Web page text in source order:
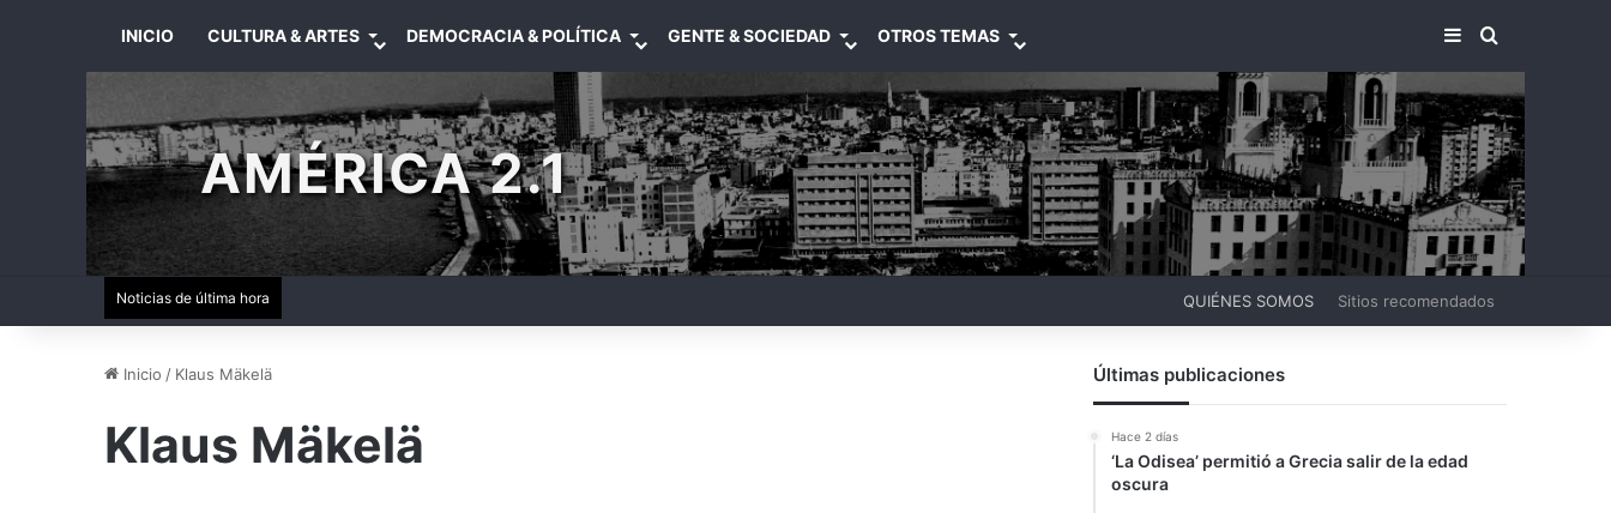
INICIO CULTURA & ARTES DEMOCRACIA & POLÍTICA GENTE & SOCIEDAD OTROS TEMAS BARRA LATERAL
BUSCAR
AMÉRICA 2.1
Noticias de última hora QUIÉNES SOMOS Sitios recomendados
Inicio / Klaus Mäkelä
Klaus Mäkelä
Últimas publicaciones
Hace 2 días
‘La Odisea’ permitió a Grecia salir de la edad
oscura